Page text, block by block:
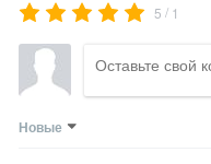
5 / 1
Новые